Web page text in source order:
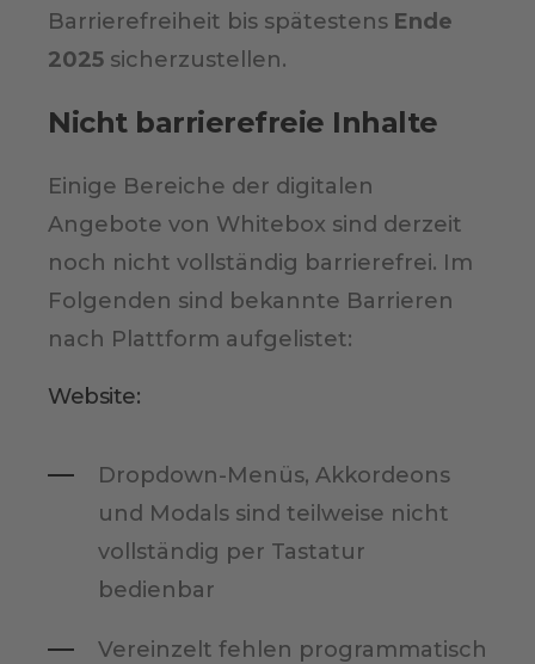
Barrierefreiheit bis spätestens Ende
2025 sicherzustellen.
Nicht barrierefreie Inhalte
Einige Bereiche der digitalen
Angebote von Whitebox sind derzeit
noch nicht vollständig barrierefrei. Im
Folgenden sind bekannte Barrieren
nach Plattform aufgelistet:
Website:
Dropdown-Menüs, Akkordeons
und Modals sind teilweise nicht
vollständig per Tastatur
bedienbar
Vereinzelt fehlen programmatisch